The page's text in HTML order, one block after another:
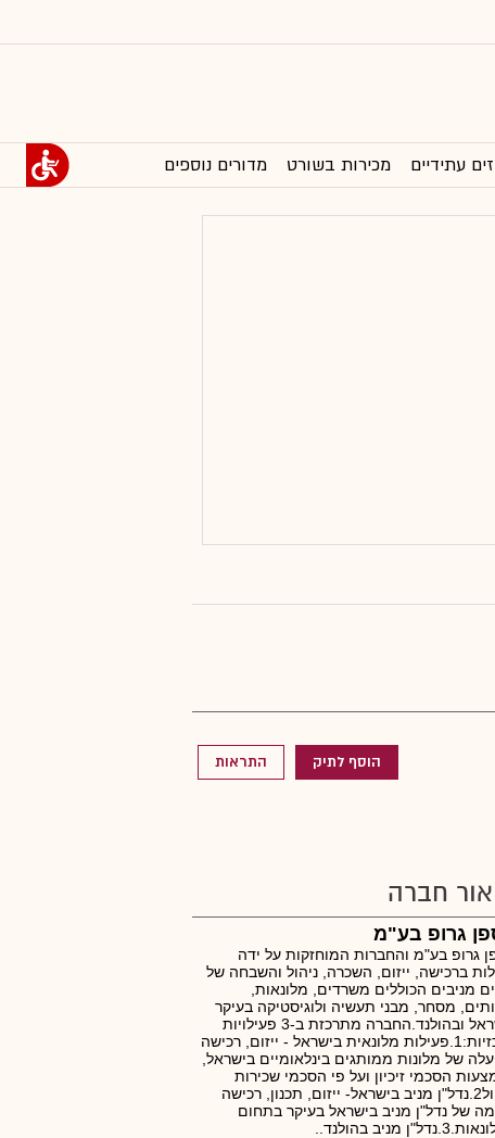
עתידיים מכירות בשורט מדורים נוספים
הוסף לתיק התראות
חברה
גרופ בע"מ
גרופ בע"מ והחברות המוחזקות על ידה
ברכישה, ייזום, השכרה, ניהול והשבחה של
מניבים הכוללים משרדים, מלונאות,
מסחר, מבני תעשיה ולוגיסטיקה בעיקר
בישראל ובהולנד.החברה מתרכזת ב-3 פעילויות
מרכזיות:1.פעילות מלונאית בישראל - ייזום, רכישה
של מלונות ממותגים בינלאומיים בישראל,
הסכמי זיכיון ועל פי הסכמי שכירות
וניהול2.נדל"ן מניב בישראל- ייזום, תכנון, רכישה
של נדל"ן מניב בישראל בעיקר בתחום
מניב בהולנד..